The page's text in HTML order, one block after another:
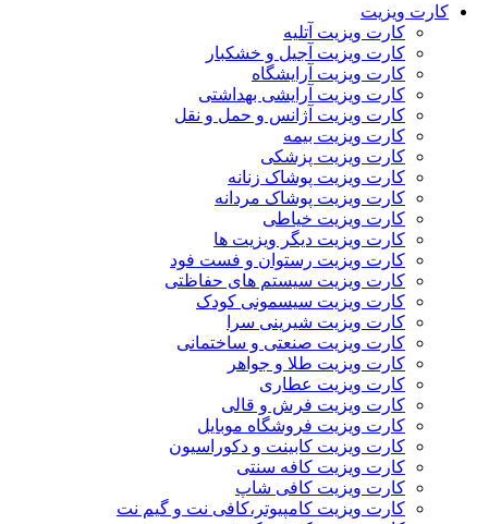
کارت ویزیت
کارت ویزیت آتلیه
کارت ویزیت آجیل و خشکبار
کارت ویزیت آرایشگاه
کارت ویزیت آرایشی بهداشتی
کارت ویزیت آژانس و حمل و نقل
کارت ویزیت بیمه
کارت ویزیت پزشکی
کارت ویزیت پوشاک زنانه
کارت ویزیت پوشاک مردانه
کارت ویزیت خیاطی
کارت ویزیت دیگر ویزیت ها
کارت ویزیت رستوان و فست فود
کارت ویزیت سیستم های حفاظتی
کارت ویزیت سیسمونی کودک
کارت ویزیت شیرینی سرا
کارت ویزیت صنعتی و ساختمانی
کارت ویزیت طلا و جواهر
کارت ویزیت عطاری
کارت ویزیت فرش و قالی
کارت ویزیت فروشگاه موبایل
کارت ویزیت کابینت و دکوراسیون
کارت ویزیت کافه سنتی
کارت ویزیت کافی شاپ
کارت ویزیت کامپیوتر،کافی نت و گیم نت